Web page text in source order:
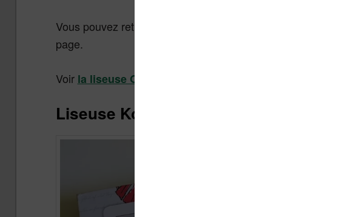
Vous pouvez retrouver
page.
Voir la liseuse Onyx Boox Go Color 7 sur Amazon.fr
Liseuse Kobo Libra Colour